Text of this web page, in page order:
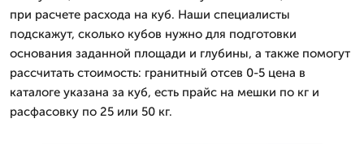
при расчете расхода на куб. Наши специалисты
подскажут, сколько кубов нужно для подготовки
основания заданной площади и глубины, а также помогут
рассчитать стоимость: гранитный отсев 0-5 цена в
каталоге указана за куб, есть прайс на мешки по кг и
расфасовку по 25 или 50 кг.